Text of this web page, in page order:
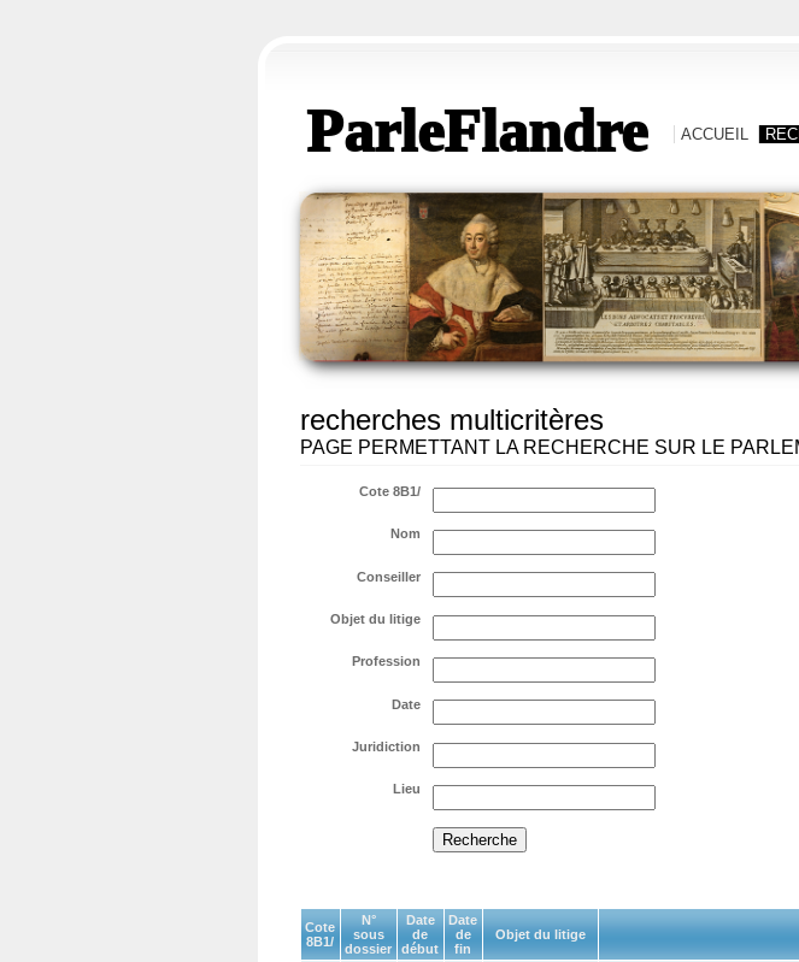
ParleFlandre ACCUEIL
recherches multicritères
PAGE PERMETTANT LA RECHERCHE SUR LE
Cote 8B1/
Nom
Conseiller
Objet du litige
Profession
Date
Juridiction
Lieu
Cote
8B1/
N°
sous
dossier
Date
de
début
Date
de
fin
Objet du litige